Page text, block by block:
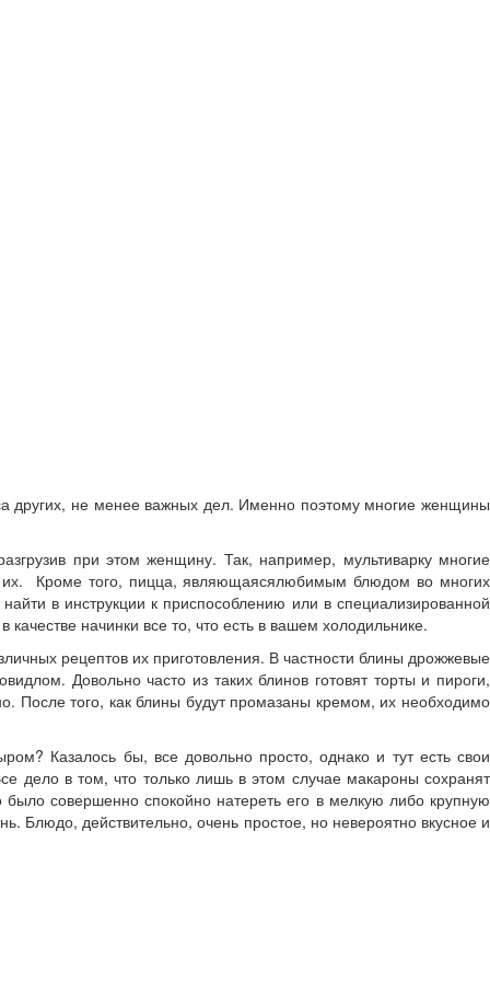
других, не менее важных дел. Именно поэтому многие женщины
при этом женщину. Так, например, мультиварку многие
их. Кроме того, пицца, являющаясялюбимым блюдом во многих
в инструкции к приспособлению или в специализированной
начинки все то, что есть в вашем холодильнике.
рецептов их приготовления. В частности блины дрожжевые
Довольно часто из таких блинов готовят торты и пироги,
После того, как блины будут промазаны кремом, их необходимо
Казалось бы, все довольно просто, однако и тут есть свои
дело в том, что только лишь в этом случае макароны сохранят
совершенно спокойно натереть его в мелкую либо крупную
Блюдо, действительно, очень простое, но невероятно вкусное и